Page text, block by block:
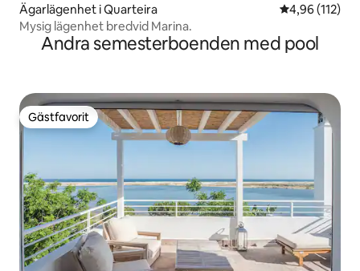
Ägarlägenhet i Quarteira 4,96 av 5 i
4,96 (112)
Mysig lägenhet bredvid Marina.
Andra semesterboenden med pool
Gästfavorit
Gästfavorit